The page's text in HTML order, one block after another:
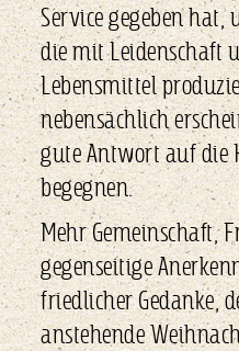
Service gegeben hat,
die mit Leidenschaft
Lebensmittel
nebensächlich
gute Antwort auf die
begegnen.
Mehr Gemeinschaft,
gegenseitige
friedlicher Gedanke,
anstehende